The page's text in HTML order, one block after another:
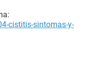
cistitis-sintomas-y-